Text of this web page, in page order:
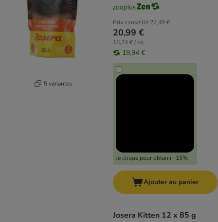
5 variantes
Prix conseillé 22,49 €
20,99 €
18,74 € / kg
19,94 €
Je clique pour obtenir -15%
Ajouter au panier
Josera Kitten 12 x 85 g